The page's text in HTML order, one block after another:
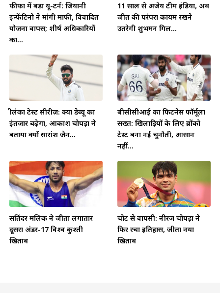
फीफा में बड़ा यू-टर्न: जियानी
इन्फेंटिनो ने मांगी माफी, विवादित
योजना वापस; शीर्ष अधिकारियों
का...
11 साल से अजेय टीम इंडिया, अब
जीत की परंपरा कायम रखने
उतरेगी शुभमन गिल...
श्रीलंका टेस्ट सीरीज़: क्या डेब्यू का
इंतजार बढ़ेगा, आकाश चोपड़ा ने
बताया क्यों सारांश जैन...
बीसीसीआई का फिटनेस फॉर्मूला
सख्त: खिलाड़ियों के लिए ब्रोंको
टेस्ट बना नई चुनौती, आसान
नहीं...
सतिंदर मलिक ने जीता लगातार
दूसरा अंडर-17 विश्व कुश्ती
खिताब
चोट से वापसी: नीरज चोपड़ा ने
फिर रचा इतिहास, जीता नया
खिताब